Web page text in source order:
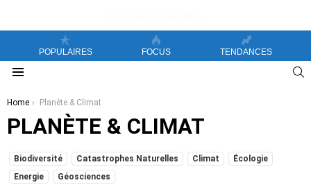
POPULAIRES FOCUS TENDANCES
You are here:
Home Planète & Climat
PLANÈTE & CLIMAT
SUBTERMS
Biodiversité Catastrophes Naturelles Climat
Écologie
Energie
Géosciences